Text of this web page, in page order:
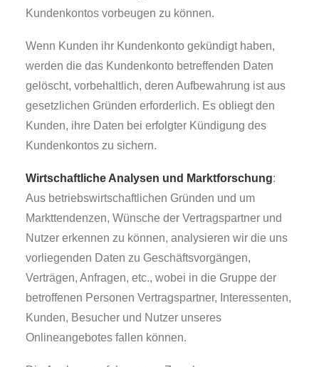
Kundenkontos vorbeugen zu können.
Wenn Kunden ihr Kundenkonto gekündigt haben,
werden die das Kundenkonto betreffenden Daten
gelöscht, vorbehaltlich, deren Aufbewahrung ist aus
gesetzlichen Gründen erforderlich. Es obliegt den
Kunden, ihre Daten bei erfolgter Kündigung des
Kundenkontos zu sichern.
Wirtschaftliche Analysen und Marktforschung:
Aus betriebswirtschaftlichen Gründen und um
Markttendenzen, Wünsche der Vertragspartner und
Nutzer erkennen zu können, analysieren wir die uns
vorliegenden Daten zu Geschäftsvorgängen,
Verträgen, Anfragen, etc., wobei in die Gruppe der
betroffenen Personen Vertragspartner, Interessenten,
Kunden, Besucher und Nutzer unseres
Onlineangebotes fallen können.